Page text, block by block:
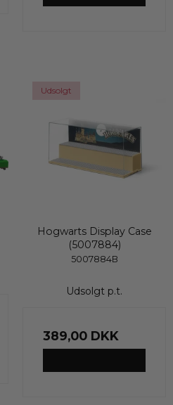
Udsolgt
Hogwarts Display Case
(5007884)
5007884B
Udsolgt p.t.
389,00 DKK